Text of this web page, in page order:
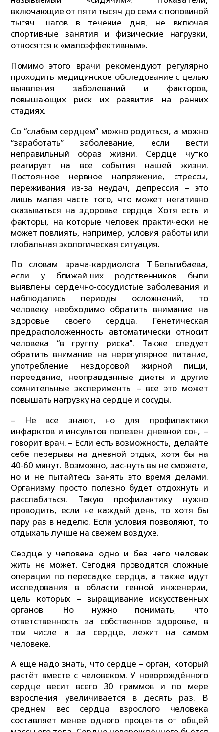
включающие от пяти тысяч до семи с половиной
тысяч шагов в течение дня, не включая
спортивные занятия и физические нагрузки,
относятся к «малоэффективным».
Помимо этого врачи рекомендуют регулярно
проходить медицинское обследование с целью
выявления заболеваний и факторов,
повышающих риск их развития на ранних
стадиях.
Со “слабым сердцем” можно родиться, а можно
“заработать” заболевание, если вести
неправильный образ жизни. Сердце чутко
реагирует на все события нашей жизни.
Постоянное нервное напряжение, стрессы,
переживания из-за неудач, депрессия – это
лишь малая часть того, что может негативно
сказываться на здоровье сердца. Хотя есть и
факторы, на которые человек практически не
может повлиять, например, условия работы или
глобальная экологическая ситуация.
По словам врача-кардиолога Т.Бельгибаева,
если у ближайших родственников были
выявлены сердечно-сосудистые заболевания и
наблюдались периоды осложнений, то
человеку необходимо обратить внимание на
здоровье своего сердца. Генетическая
предрасположенность автоматически относит
человека “в группу риска”. Также следует
обратить внимание на нерегулярное питание,
употребление нездоровой жирной пищи,
переедание, неоправданные диеты и другие
сомнительные эксперименты – все это может
повышать нагрузку на сердце и сосуды.
– Не все знают, но для профилактики
инфарктов и инсультов полезен дневной сон, –
говорит врач. – Если есть возможность, делайте
себе перерывы на дневной отдых, хотя бы на
40-60 минут. Возможно, зас-нуть вы не сможете,
но и не пытайтесь занять это время делами.
Организму просто полезно будет отдохнуть и
расслабиться. Такую профилактику нужно
проводить, если не каждый день, то хотя бы
пару раз в неделю. Если условия позволяют, то
отдыхать лучше на свежем воздухе.
Сердце у человека одно и без него человек
жить не может. Сегодня проводятся сложные
операции по пересадке сердца, а также идут
исследования в области генной инженерии,
цель которых – выращивание искусственных
органов. Но нужно понимать, что
ответственность за собственное здоровье, в
том числе и за сердце, лежит на самом
человеке.
А еще надо знать, что сердце – орган, который
растёт вместе с человеком. У новорождённого
сердце весит всего 30 граммов и по мере
взросления увеличивается в десять раз. В
среднем вес сердца взрослого человека
составляет менее одного процента от общей